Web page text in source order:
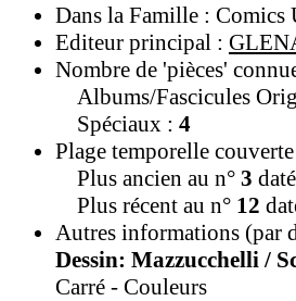
Dans la Famille : Comics
Editeur principal :
Nombre de 'pièces'
Albums/Fascicules
Spéciaux : 4
Plage temporelle
Plus ancien au n° 3 daté
Plus récent au n° 12
Autres informations (par
Dessin: Mazzucchelli /
Carré - Couleurs